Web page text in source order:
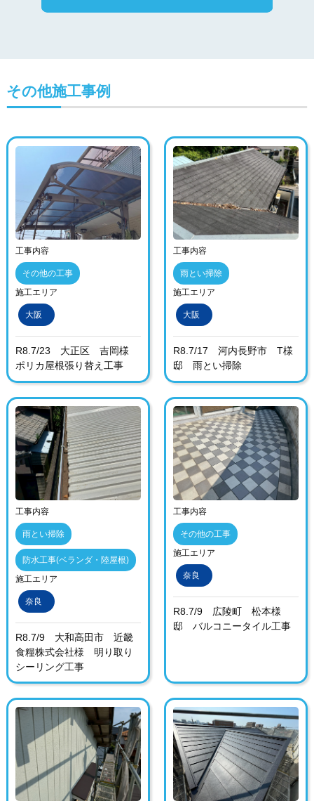
その他施工事例
工事内容
その他の工事
施工エリア
大阪
R8.7/23 大正区 吉岡様
ポリカ屋根張り替え工事
工事内容
雨とい掃除
施工エリア
大阪
R8.7/17 河内長野市 T様
邸 雨とい掃除
工事内容
雨とい掃除
防水工事(ベランダ・陸屋根)
施工エリア
奈良
R8.7/9 大和高田市 近畿
食糧株式会社様 明り取り
シーリング工事
工事内容
その他の工事
施工エリア
奈良
R8.7/9 広陵町 松本様
邸 バルコニータイル工事